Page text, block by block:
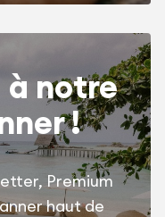
à notre
!
Premium
haut de